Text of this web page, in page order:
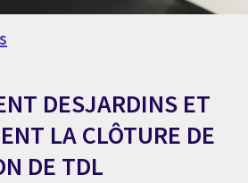
DESJARDINS ET
LA CLÔTURE DE
DE TDL